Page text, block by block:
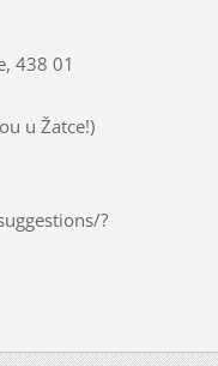
438 01
u Žatce!)
?